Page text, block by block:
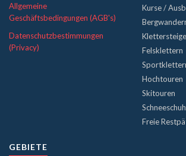
Allgemeine
Geschäftsbedingungen (AGB's)
Datenschutzbestimmungen
(Privacy)
Kurse /
Klettersteige
Felsklettern
Hochtouren
Skitouren
Freie
GEBIETE